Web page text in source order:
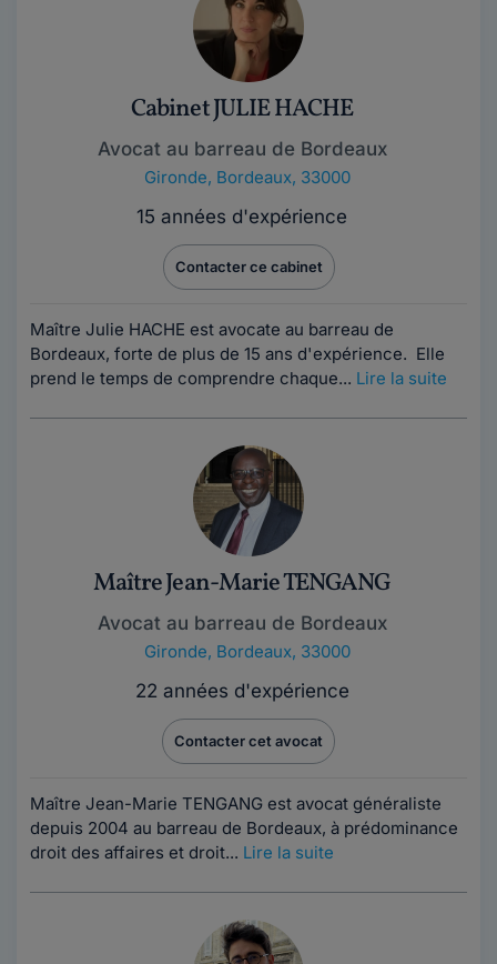
Cabinet JULIE HACHE
Avocat au barreau de Bordeaux
Gironde, Bordeaux, 33000
15 années d'expérience
Contacter ce cabinet
Maître Julie HACHE est avocate au barreau de
Bordeaux, forte de plus de 15 ans d'expérience. Elle
prend le temps de comprendre chaque... Lire la suite
Maître Jean-Marie TENGANG
Avocat au barreau de Bordeaux
Gironde, Bordeaux, 33000
22 années d'expérience
Contacter cet avocat
Maître Jean-Marie TENGANG est avocat généraliste
depuis 2004 au barreau de Bordeaux, à prédominance
droit des affaires et droit... Lire la suite